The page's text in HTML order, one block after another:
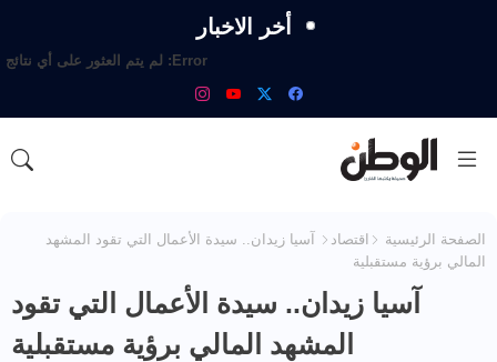
أخر الاخبار
Error: لم يتم العثور على أي نتائج
الصفحة الرئيسية اقتصاد
آسيا زيدان.. سيدة الأعمال التي تقود المشهد
المالي برؤية مستقبلية
آسيا زيدان.. سيدة الأعمال التي تقود
المشهد المالي برؤية مستقبلية